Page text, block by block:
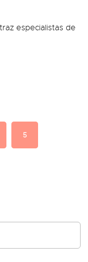
especialistas de
5